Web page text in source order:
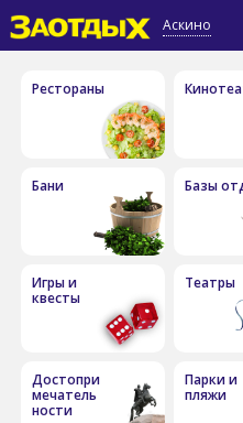
Аскино
Рестораны
Бани Базы
Игры и
квесты
Театры
Достопри
мечатель
ности
Парки и
пляжи